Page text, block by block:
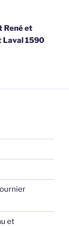
René et
Laval 1590
et